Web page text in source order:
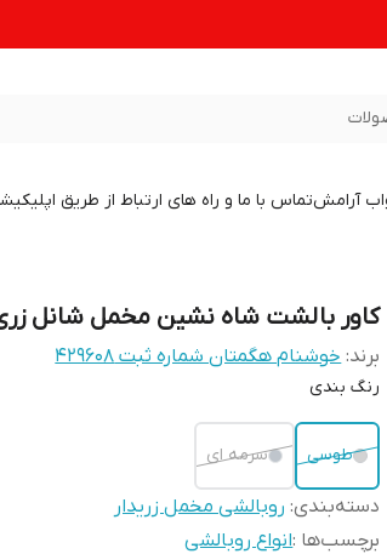
آرامشتماس با ما و راه های ارتباط از طریق
کاور بالشت شاه نشین مخمل شانل
برند: خوشنام هگمتان شماره ثبت ۴۲۹۶۰۸
رنگ بندی
طوسی سرمه ای
دسته‌بندی: روبالشی مخمل زریدار
برچسب‌ها :انواع روبالشی